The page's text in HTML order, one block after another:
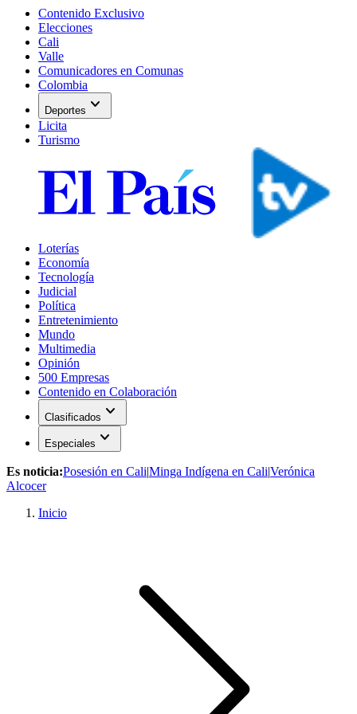
Contenido Exclusivo
Elecciones
Cali
Valle
Comunicadores en Comunas
Colombia
Deportes expand_more
Licita
Turismo
Loterías
Economía
Tecnología
Judicial
Política
Entretenimiento
Mundo
Multimedia
Opinión
500 Empresas
Contenido en Colaboración
Clasificados expand_more
Especiales expand_more
Es noticia:Posesión en Cali|Minga Indígena en Cali|Verónica
Alcocer
Inicio